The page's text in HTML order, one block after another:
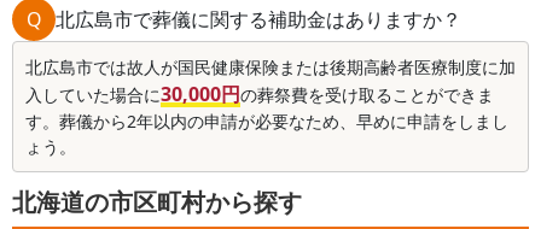
Q 北広島市で葬儀に関する補助金はありますか？
北広島市では故人が国民健康保険または後期高齢者医療制度に加
入していた場合に30,000円の葬祭費を受け取ることができま
す。葬儀から2年以内の申請が必要なため、早めに申請をしまし
ょう。
北海道の市区町村から探す